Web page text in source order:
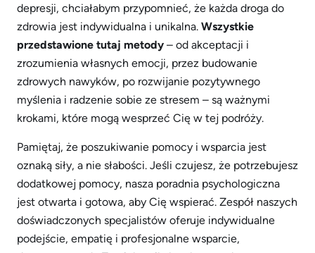
depresji, chciałabym przypomnieć, że każda droga do
zdrowia jest indywidualna i unikalna. Wszystkie
przedstawione tutaj metody – od akceptacji i
zrozumienia własnych emocji, przez budowanie
zdrowych nawyków, po rozwijanie pozytywnego
myślenia i radzenie sobie ze stresem – są ważnymi
krokami, które mogą wesprzeć Cię w tej podróży.
Pamiętaj, że poszukiwanie pomocy i wsparcia jest
oznaką siły, a nie słabości. Jeśli czujesz, że potrzebujesz
dodatkowej pomocy, nasza poradnia psychologiczna
jest otwarta i gotowa, aby Cię wspierać. Zespół naszych
doświadczonych specjalistów oferuje indywidualne
podejście, empatię i profesjonalne wsparcie,